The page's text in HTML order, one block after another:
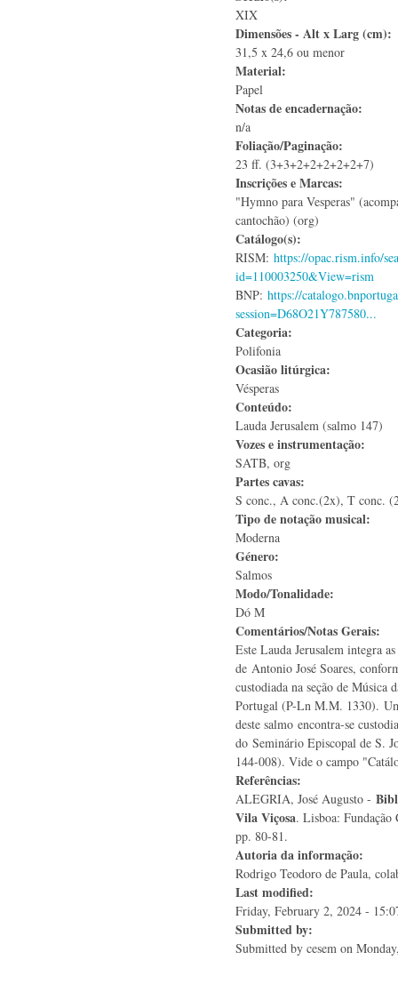
XIX
Dimensões - Alt x Larg (cm):
31,5 x 24,6 ou menor
Material:
Papel
Notas de encadernação:
n/a
Foliação/Paginação:
23 ff. (3+3+2+2+2+2+2+7)
Inscrições e Marcas:
"Hymno para Vesperas"
cantochão) (org)
Catálogo(s):
RISM: https://opac.rism.info/
id=110003250&View=rism
BNP: https://
session=D68O21Y787580...
Categoria:
Polifonia
Ocasião litúrgica:
Vésperas
Conteúdo:
Lauda Jerusalem (salmo 147)
Vozes e instrumentação:
SATB, org
Partes cavas:
S conc., A conc.(2x), T conc.
Tipo de notação musical:
Moderna
Género:
Salmos
Modo/Tonalidade:
Dó M
Comentários/Notas Gerais:
Este Lauda Jerusalem integra
de Antonio José Soares,
custodiada na seção de Música
Portugal (P-Ln M.M. 1330).
deste salmo encontra-se
do Seminário Episcopal de S.
144-008). Vide o campo
Referências:
ALEGRIA, José Augusto -
Vila Viçosa. Lisboa: Fundação
pp. 80-81.
Autoria da informação:
Rodrigo Teodoro de Paula,
Last modified:
Friday, February 2, 2024 -
Submitted by:
Submitted by cesem on